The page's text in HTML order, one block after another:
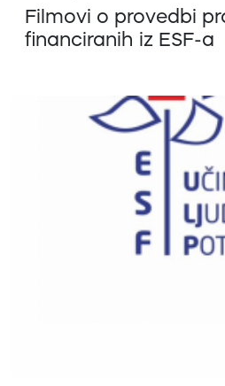
Filmovi o provedbi
financiranih iz ESF-a